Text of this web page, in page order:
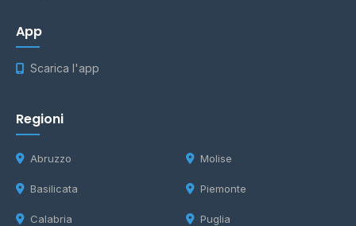
App
Scarica l'app
Regioni
Abruzzo
Basilicata
Calabria
Molise
Piemonte
Puglia